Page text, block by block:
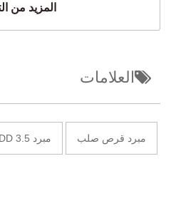
المزيد من
العلامات
مبرد قرص صلب مبرد HDD 3.5"